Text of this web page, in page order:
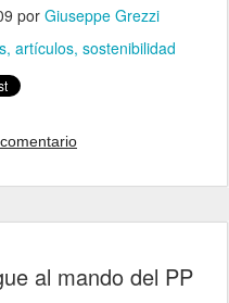
por Giuseppe Grezzi
artículos sostenibilidad
al mando del PP